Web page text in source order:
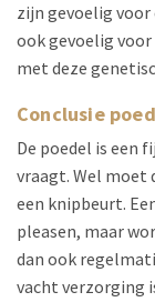
zijn gevoelig voor
ook gevoelig
met deze
Conclusie
De poedel is een
vraagt. Wel moet
een knipbeurt.
pleasen, maar
dan ook
vacht verzorging